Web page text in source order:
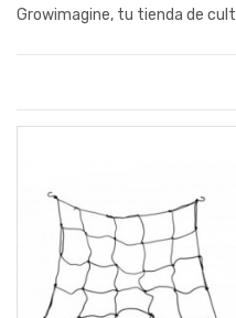
Growimagine, tu tienda de